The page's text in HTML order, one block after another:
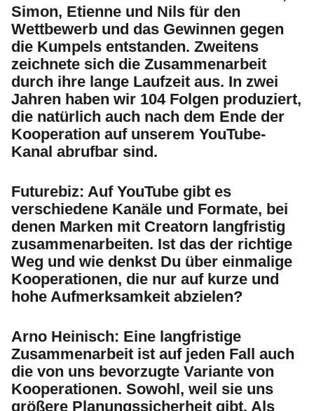
Simon, Etienne und Nils für den
Wettbewerb und das Gewinnen gegen
die Kumpels entstanden. Zweitens
zeichnete sich die Zusammenarbeit
durch ihre lange Laufzeit aus. In zwei
Jahren haben wir 104 Folgen produziert,
die natürlich auch nach dem Ende der
Kooperation auf unserem YouTube-
Kanal abrufbar sind.
Futurebiz: Auf YouTube gibt es
verschiedene Kanäle und Formate, bei
denen Marken mit Creatorn langfristig
zusammenarbeiten. Ist das der richtige
Weg und wie denkst Du über einmalige
Kooperationen, die nur auf kurze und
hohe Aufmerksamkeit abzielen?
Arno Heinisch: Eine langfristige
Zusammenarbeit ist auf jeden Fall auch
die von uns bevorzugte Variante von
Kooperationen. Sowohl, weil sie uns
größere Planungssicherheit gibt. Als